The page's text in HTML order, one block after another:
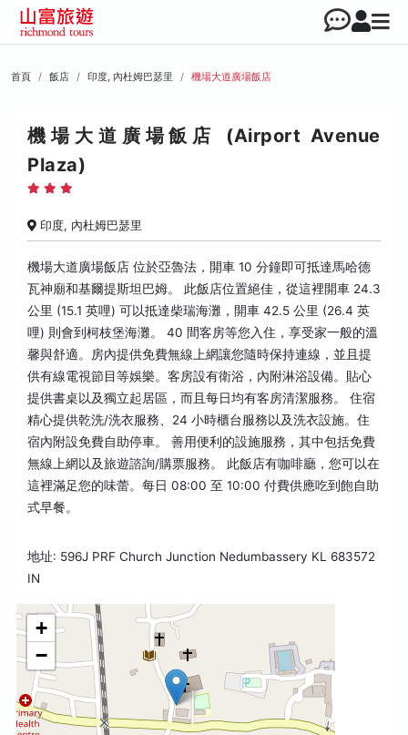
首頁 飯店 印度, 內杜姆巴瑟里 機場大道廣場飯店
機場大道廣場飯店 (Airport Avenue
Plaza)
印度, 內杜姆巴瑟里
機場大道廣場飯店 位於亞魯法，開車 10 分鐘即可抵達馬哈德
瓦神廟和基爾提斯坦巴姆。 此飯店位置絕佳，從這裡開車 24.3
公里 (15.1 英哩) 可以抵達柴瑞海灘，開車 42.5 公里 (26.4 英
哩) 則會到柯枝堡海灘。 40 間客房等您入住，享受家一般的溫
馨與舒適。房內提供免費無線上網讓您隨時保持連線，並且提
供有線電視節目等娛樂。客房設有衛浴，內附淋浴設備。貼心
提供書桌以及獨立起居區，而且每日均有客房清潔服務。 住宿
精心提供乾洗/洗衣服務、24 小時櫃台服務以及洗衣設施。住
宿內附設免費自助停車。 善用便利的設施服務，其中包括免費
無線上網以及旅遊諮詢/購票服務。 此飯店有咖啡廳，您可以在
這裡滿足您的味蕾。每日 08:00 至 10:00 付費供應吃到飽自助
式早餐。
地址: 596J PRF Church Junction Nedumbassery KL 683572
IN
+
−